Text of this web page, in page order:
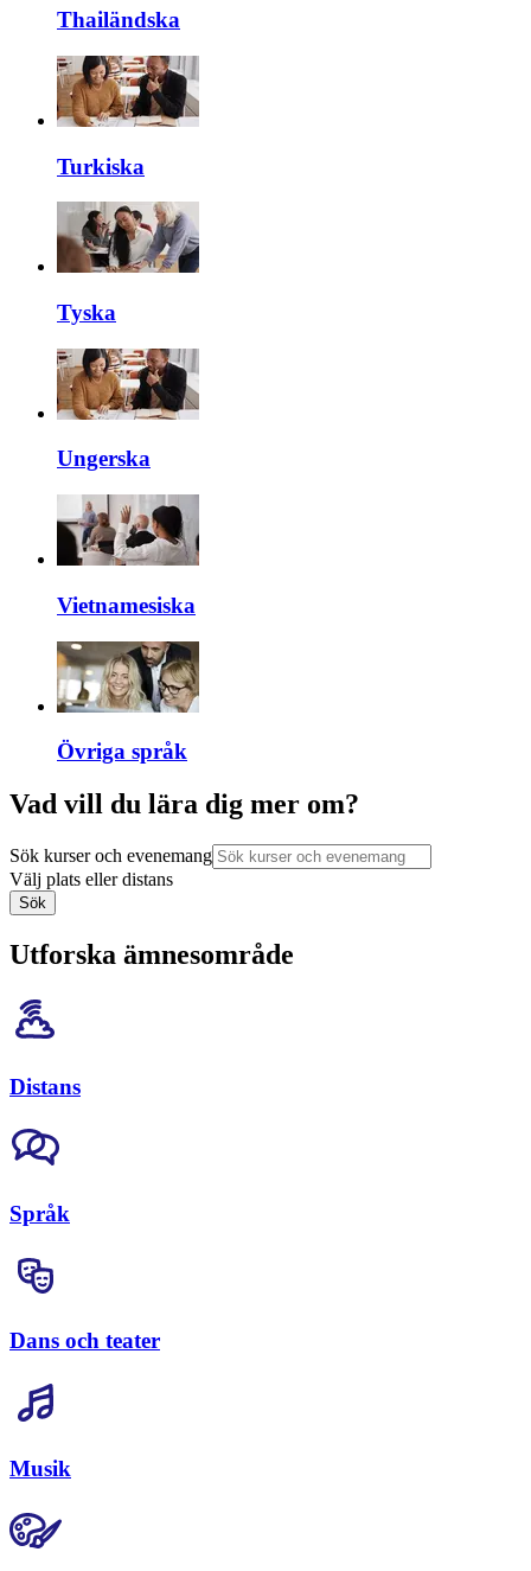
Thailändska
Turkiska
Tyska
Ungerska
Vietnamesiska
Övriga språk
Vad vill du lära dig mer om?
Sök kurser och evenemang
Välj plats eller distans
Sök
Utforska ämnesområde
Distans
Språk
Dans och teater
Musik